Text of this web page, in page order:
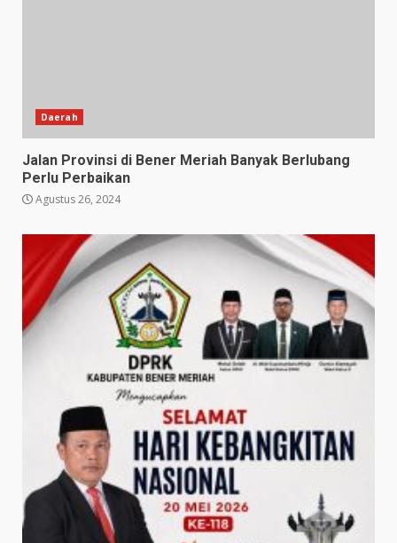
Daerah
Jalan Provinsi di Bener Meriah Banyak Berlubang
Perlu Perbaikan
Agustus 26, 2024